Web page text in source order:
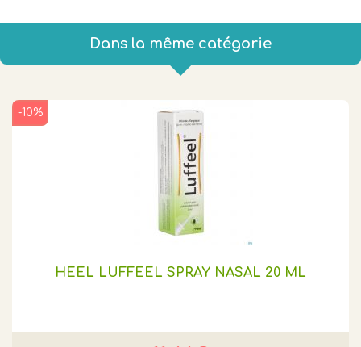
Dans la même catégorie
HEEL LUFFEEL SPRAY NASAL 20 ML
-10%